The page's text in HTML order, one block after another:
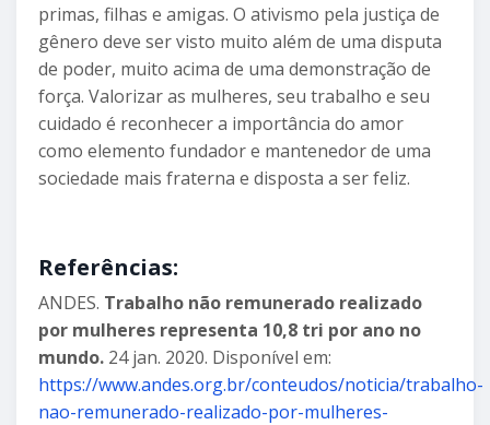
primas, filhas e amigas. O ativismo pela justiça de
gênero deve ser visto muito além de uma disputa
de poder, muito acima de uma demonstração de
força. Valorizar as mulheres, seu trabalho e seu
cuidado é reconhecer a importância do amor
como elemento fundador e mantenedor de uma
sociedade mais fraterna e disposta a ser feliz.
Referências:
ANDES. Trabalho não remunerado realizado
por mulheres representa 10,8 tri por ano no
mundo. 24 jan. 2020. Disponível em:
https://www.andes.org.br/conteudos/noticia/trabalho-
nao-remunerado-realizado-por-mulheres-